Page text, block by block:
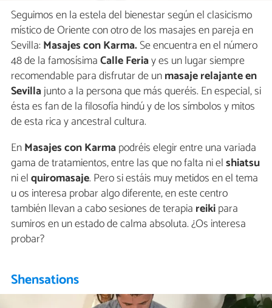
Seguimos en la estela del bienestar según el clasicismo
místico de Oriente con otro de los masajes en pareja en
Sevilla:Masajes con Karma.Se encuentra en el número
48 de la famosísimaCalle Feriay es un lugar siempre
recomendable para disfrutar de unmasaje relajante en
Sevillajunto a la persona que más queréis. En especial, si
ésta es fan de la filosofía hindú y de los símbolos y mitos
de esta rica y ancestral cultura.
EnMasajes con Karmapodréis elegir entre una variada
gama de tratamientos, entre las que no falta ni elshiatsu
ni elquiromasaje. Pero si estáis muy metidos en el tema
u os interesa probar algo diferente, en este centro
también llevan a cabo sesiones de terapia reikipara
sumiros en un estado de calma absoluta. ¿Os interesa
probar?
Shensations